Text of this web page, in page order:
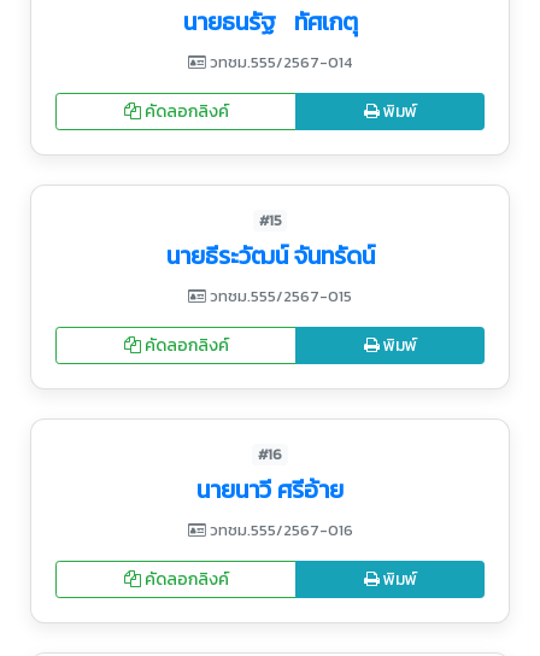
นายธนรัฐ ทัศเกตุ
วทชม.555/2567-014
คัดลอกลิงค์ พิมพ์
#15
นายธีระวัฒน์ จันทรัดน์
วทชม.555/2567-015
คัดลอกลิงค์ พิมพ์
#16
นายนาวี ศรีอ้าย
วทชม.555/2567-016
คัดลอกลิงค์ พิมพ์